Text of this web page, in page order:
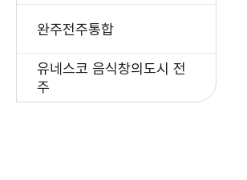
완주전주통합
유네스코 음식창의도시 전
주